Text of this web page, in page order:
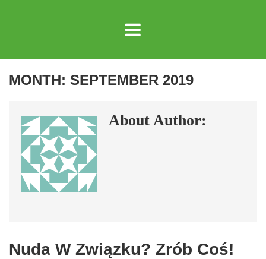
MONTH: SEPTEMBER 2019
About Author:
Nuda W Związku? Zrób Coś!